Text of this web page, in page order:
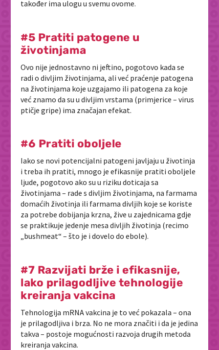
također ima ulogu u svemu ovome.
#5 Pratiti patogene u
životinjama
Ovo nije jednostavno ni jeftino, pogotovo kada se
radi o divljim životinjama, ali već praćenje patogena
na životinjama koje uzgajamo ili patogena za koje
već znamo da su u divljim vrstama (primjerice – virus
ptičje gripe) ima značajan efekat.
#6 Pratiti oboljele
Iako se novi potencijalni patogeni javljaju u životinja
i treba ih pratiti, mnogo je efikasnije pratiti oboljele
ljude, pogotovo ako su u riziku doticaja sa
životinjama – rade s divljim životinjama, na farmama
domaćih životinja ili farmama divljih koje se koriste
za potrebe dobijanja krzna, žive u zajednicama gdje
se praktikuje jedenje mesa divljih životinja (recimo
„bushmeat“ – što je i dovelo do ebole).
#7 Razvijati brže i efikasnije,
lako prilagodljive tehnologije
kreiranja vakcina
Tehnologija mRNA vakcina je to već pokazala – ona
je prilagodljiva i brza. No ne mora značiti i da je jedina
takva – postoje mogućnosti razvoja drugih metoda
kreiranja vakcina.